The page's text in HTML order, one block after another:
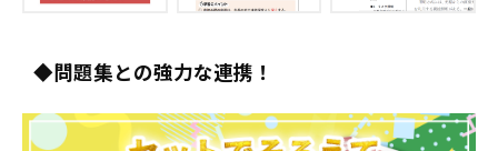
第7節 型枠工事
第1節 鉄骨の工作
第2節 高力ボルト接合
第3節 溶接接合
問題集との強力な連携！